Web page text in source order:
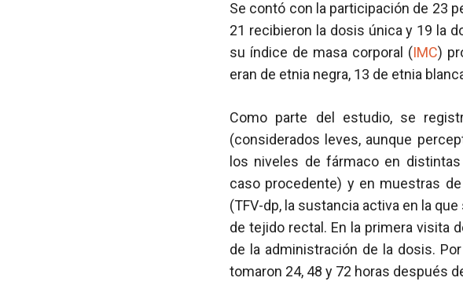
Se contó con la participación de 23
21 recibieron la dosis única y 19 la
su índice de masa corporal (IMC)
eran de etnia negra, 13 de etnia
Como parte del estudio, se
(considerados leves, aunque
los niveles de fármaco en
caso procedente) y en muestras
(TFV-dp, la sustancia activa en la
de tejido rectal. En la primera visita
de la administración de la dosis.
tomaron 24, 48 y 72 horas después